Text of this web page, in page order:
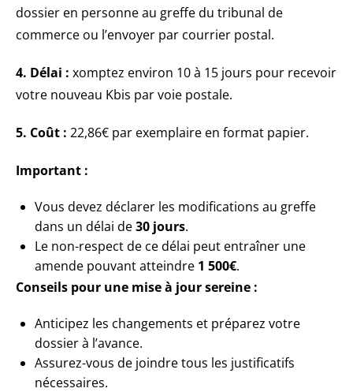
dossier en personne au greffe du tribunal de
commerce ou l’envoyer par courrier postal.
4. Délai : xomptez environ 10 à 15 jours pour recevoir
votre nouveau Kbis par voie postale.
5. Coût : 22,86€ par exemplaire en format papier.
Important :
Vous devez déclarer les modifications au greffe
dans un délai de30 jours.
Le non-respect de ce délai peut entraîner une
amende pouvant atteindre 1 500€.
Conseils pour une mise à jour sereine :
Anticipez les changements et préparez votre
dossier à l’avance.
Assurez-vous de joindre tous les justificatifs
nécessaires.